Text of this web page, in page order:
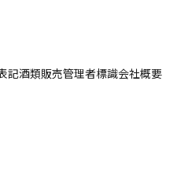
記酒類販売管理者標識会社概要